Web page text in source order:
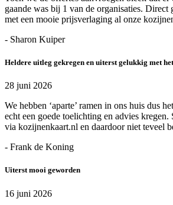
gaande was bij 1 van de organisaties. Direct
met een mooie prijsverlaging al onze
- Sharon Kuiper
Heldere uitleg gekregen en uiterst gelukkig met
28 juni 2026
We hebben ‘aparte’ ramen in ons huis dus
echt een goede toelichting en advies kregen.
via kozijnenkaart.nl en daardoor niet teveel
- Frank de Koning
Uiterst mooi geworden
16 juni 2026